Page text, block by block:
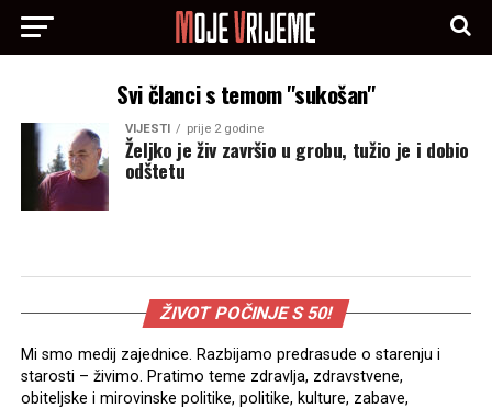
Svi članci s temom "sukošan"
VIJESTI prije 2 godine
Željko je živ završio u grobu, tužio je i dobio
odštetu
ŽIVOT POČINJE S 50!
Mi smo medij zajednice. Razbijamo predrasude o starenju i
starosti – živimo. Pratimo teme zdravlja, zdravstvene,
obiteljske i mirovinske politike, politike, kulture, zabave,